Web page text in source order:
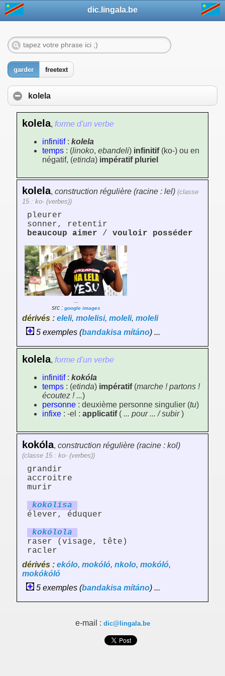
dic.lingala.be
garder freetext
kolela
kolela, forme d'un verbe
infinitif: kolela
temps : (linoko, ebandeli) infinitif(ko-) ou en
négatif, (etinda) impératif pluriel
kolela, construction régulière (racine : lel) (classe
15 : ko- (verbes))
pleurer
sonner, retentir
beaucoup aimer / vouloir posséder
...
src : google images
dérivés : eleli, molelisi, moleli, moleli
5 exemples (bandakisa mítáno) ...
kolela, forme d'un verbe
infinitif: kokóla
temps : (etinda) impératif(marche ! partons !
écoutez ! ...)
personne : deuxième personne singulier (tu)
infixe : -el : applicatif ( ... pour ... / subir)
kokóla, construction régulière (racine : kol)
(classe 15 : ko- (verbes))
grandir
accroitre
murir
kokólisa
élever, éduquer
kokólola
raser (visage, tête)
racler
dérivés : ekólo, mokóló, nkolo, mokóló,
mokókóló
5 exemples (bandakisa mítáno) ...
e-mail : dic@lingala.be